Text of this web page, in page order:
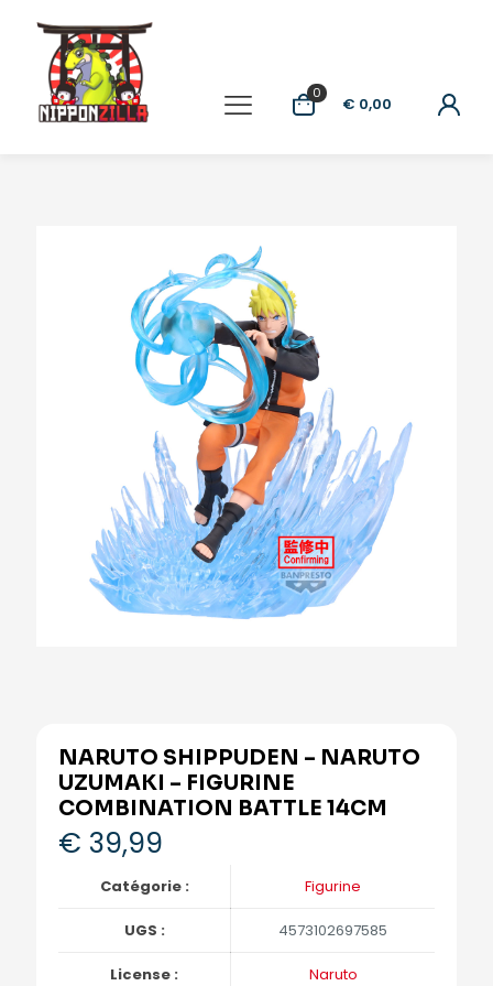
0
€ 0,00
NARUTO SHIPPUDEN – NARUTO
UZUMAKI – FIGURINE
COMBINATION BATTLE 14CM
€ 39,99
Catégorie : Figurine
UGS : 4573102697585
License : Naruto